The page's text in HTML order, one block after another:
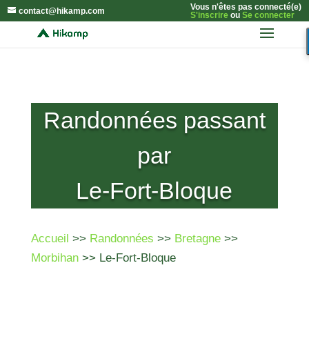
contact@hikamp.com
Vous n'êtes pas connecté(e)
S'inscrireou Se connecter
Randonnées passant
par
Le-Fort-Bloque
Accueil >> Randonnées >> Bretagne>>
Morbihan>> Le-Fort-Bloque